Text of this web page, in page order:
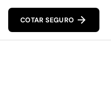
COTAR SEGURO